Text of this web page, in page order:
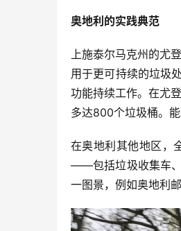
奥地利的实践典范
上施泰尔马克州的尤
用于更可持续的垃圾
功能持续工作。在尤
多达800个垃圾桶。
在奥地利其他地区，
——包括垃圾收集车、
一图景，例如奥地利